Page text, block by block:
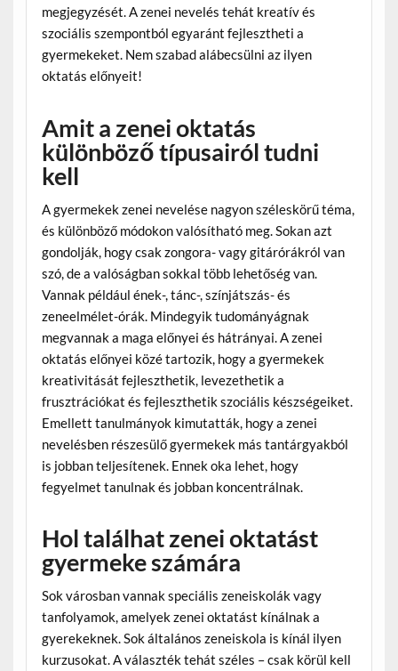
megjegyzését. A zenei nevelés tehát kreatív és
szociális szempontból egyaránt fejlesztheti a
gyermekeket. Nem szabad alábecsülni az ilyen
oktatás előnyeit!
Amit a zenei oktatás
különböző típusairól tudni
kell
A gyermekek zenei nevelése nagyon széleskörű téma,
és különböző módokon valósítható meg. Sokan azt
gondolják, hogy csak zongora- vagy gitárórákról van
szó, de a valóságban sokkal több lehetőség van.
Vannak például ének-, tánc-, színjátszás- és
zeneelmélet-órák. Mindegyik tudományágnak
megvannak a maga előnyei és hátrányai. A zenei
oktatás előnyei közé tartozik, hogy a gyermekek
kreativitását fejleszthetik, levezethetik a
frusztrációkat és fejleszthetik szociális készségeiket.
Emellett tanulmányok kimutatták, hogy a zenei
nevelésben részesülő gyermekek más tantárgyakból
is jobban teljesítenek. Ennek oka lehet, hogy
fegyelmet tanulnak és jobban koncentrálnak.
Hol találhat zenei oktatást
gyermeke számára
Sok városban vannak speciális zeneiskolák vagy
tanfolyamok, amelyek zenei oktatást kínálnak a
gyerekeknek. Sok általános zeneiskola is kínál ilyen
kurzusokat. A választék tehát széles – csak körül kell